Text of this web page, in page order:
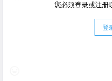
您必须登录或注册
登